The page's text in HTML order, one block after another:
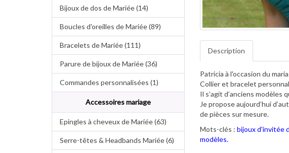
Bijoux de dos de Mariée (14)
Boucles d'oreilles de Mariée (89)
Bracelets de Mariée (111)
Parure de bijoux de Mariée (36)
Commandes personnalisées (1)
Accessoires mariage
Epingles à cheveux de Mariée (63)
Serre-têtes & Headbands Mariée (6)
Description
Patricia à l'occasion du
Collier et bracelet
Il s’agit d’anciens modèles
Je propose aujourd’hui
de pièces sur mesure.
Mots-clés : bijoux d'invitée
modèles.